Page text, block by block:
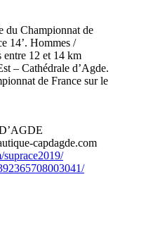
du Championnat de
14’. Hommes /
entre 12 et 14 km
– Cathédrale d’Agde.
de France sur le
capdagde.com
suprace2019/